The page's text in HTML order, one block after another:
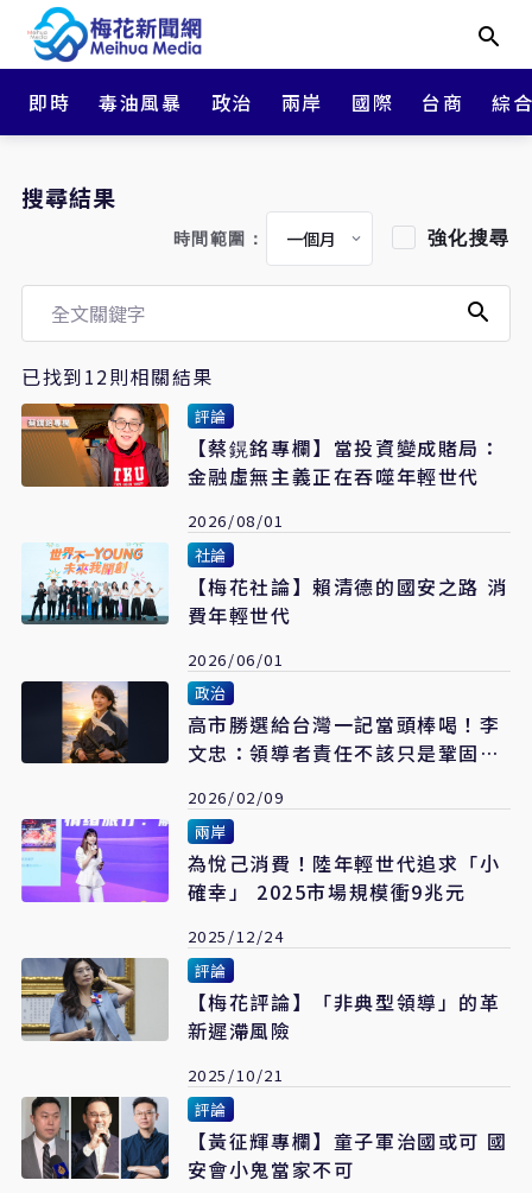
即時 毒油風暴 政治 兩岸 國際 台商 綜
搜尋結果
時間範圍： 強化搜尋
已找到12則相關結果
評論
【蔡鎤銘專欄】當投資變成賭局：
金融虛無主義正在吞噬年輕世代
2026/08/01
社論
【梅花社論】賴清德的國安之路 消
費年輕世代
2026/06/01
政治
高市勝選給台灣一記當頭棒喝！李
文忠：領導者責任不該只是鞏固同
2026/02/09
兩岸
為悅己消費！陸年輕世代追求「小
確幸」 2025市場規模衝9兆元
2025/12/24
評論
【梅花評論】「非典型領導」的革
新遲滯風險
2025/10/21
評論
【黃征輝專欄】童子軍治國或可 國
安會小鬼當家不可